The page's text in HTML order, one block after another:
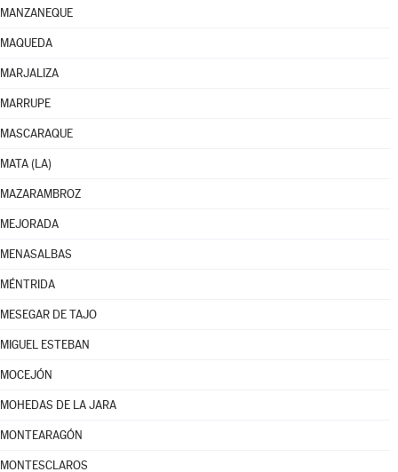
MANZANEQUE
MAQUEDA
MARJALIZA
MARRUPE
MASCARAQUE
MATA (LA)
MAZARAMBROZ
MEJORADA
MENASALBAS
MÉNTRIDA
MESEGAR DE TAJO
MIGUEL ESTEBAN
MOCEJÓN
MOHEDAS DE LA JARA
MONTEARAGÓN
MONTESCLAROS